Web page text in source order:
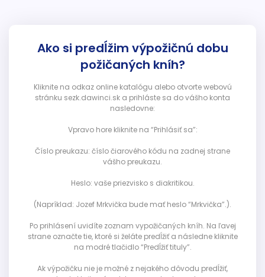
Ako si predĺžim výpožičnú dobu
požičaných kníh?
Kliknite na odkaz online katalógu alebo otvorte webovú
stránku sezk.dawinci.sk a prihláste sa do vášho konta
nasledovne:
Vpravo hore kliknite na “Prihlásiť sa”:
Číslo preukazu: číslo čiarového kódu na zadnej strane
vášho preukazu.
Heslo: vaše priezvisko s diakritikou.
(Napríklad: Jozef Mrkvička bude mať heslo “Mrkvička”.).
Po prihlásení uvidíte zoznam vypožičaných kníh. Na ľavej
strane označte tie, ktoré si želáte predĺžiť a následne kliknite
na modré tlačidlo “Predĺžiť tituly”.
Ak výpožičku nie je možné z nejakého dôvodu predĺžiť,